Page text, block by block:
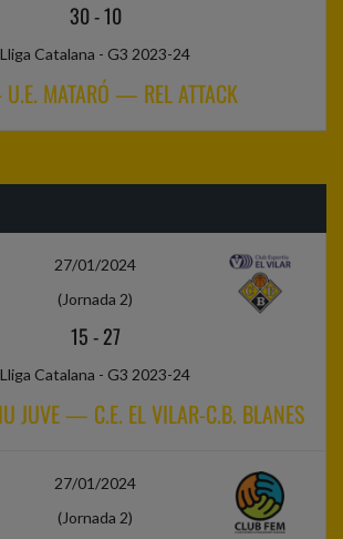
30-10
Lliga Catalana - G3 2023-24
U.E. MATARÓ — REL ATTACK
27/01/2024
(Jornada 2)
15-27
Lliga Catalana - G3 2023-24
JUVE — C.E. EL VILAR-C.B. BLANES
27/01/2024
(Jornada 2)